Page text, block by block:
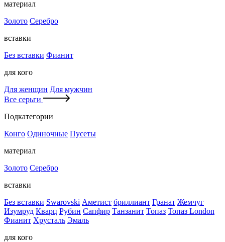
материал
Золото Серебро
вставки
Без вставки Фианит
для кого
Для женщин Для мужчин
Все серьги
Подкатегории
Конго Одиночные Пусеты
материал
Золото Серебро
вставки
Без вставки Swarovski Аметист бриллиант Гранат Жемчуг
Изумруд Кварц Рубин Сапфир Танзанит Топаз Топаз London
Фианит Хрусталь Эмаль
для кого